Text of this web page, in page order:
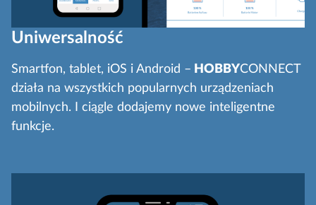
Uniwersalność
Smartfon, tablet, iOS i Android – HOBBYCONNECT
działa na wszystkich popularnych urządzeniach
mobilnych. I ciągle dodajemy nowe inteligentne
funkcje.